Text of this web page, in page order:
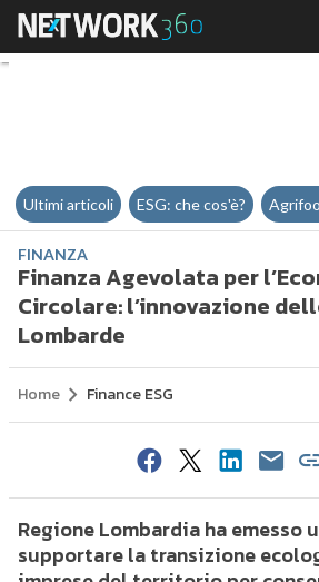
Finanza
Ultimi articoli ESG: che cos'è?
FINANZA
Finanza Agevolata per
Circolare: l’innovazione
Lombarde
Home Finance ESG
Regione Lombardia ha emesso
supportare la transizione